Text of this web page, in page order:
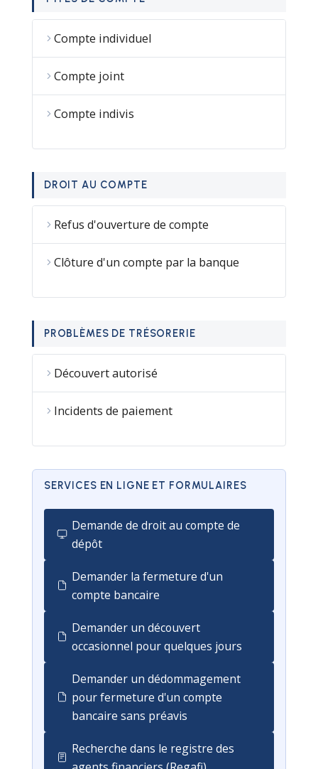
Compte individuel
Compte joint
Compte indivis
DROIT AU COMPTE
Refus d'ouverture de compte
Clôture d'un compte par la banque
PROBLÈMES DE TRÉSORERIE
Découvert autorisé
Incidents de paiement
SERVICES EN LIGNE ET FORMULAIRES
Demande de droit au compte de
dépôt
Demander la fermeture d'un
compte bancaire
Demander un découvert
occasionnel pour quelques jours
Demander un dédommagement
pour fermeture d'un compte
bancaire sans préavis
Recherche dans le registre des